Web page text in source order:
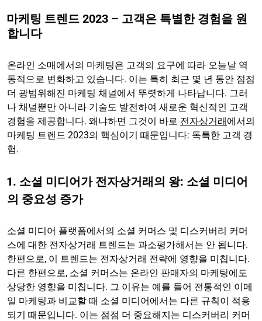
마케팅 트렌드 2023 – 고객은 특별한 경험을 원
합니다
온라인 소매에서의 마케팅은 고객의 요구에 따라 오늘날 역
동적으로 변화하고 있습니다. 이는 특히 최근 몇 년 동안 점점
더 광범위해진 마케팅 채널에서 뚜렷하게 나타납니다. 그러
나 채널뿐만 아니라 기술도 발전하여 새로운 혁신적인 고객
경험을 제공합니다. 왜냐하면 그것이 바로 전자상거래에서의
마케팅 트렌드 2023의 핵심이기 때문입니다: 독특한 고객 경
험.
1. 소셜 미디어가 전자상거래의 왕: 소셜 미디어
의 중요성 증가
소셜 미디어 플랫폼에서의 소셜 커머스 및 디스커버리 커머
스에 대한 전자상거래 트렌드는 과소평가해서는 안 됩니다.
한편으로, 이 트렌드는 전자상거래 전략에 영향을 미칩니다.
다른 한편으로, 소셜 커머스는 온라인 판매자의 마케팅에도
상당한 영향을 미칩니다. 그 이유는 예를 들어 전통적인 이메
일 마케팅과 비교할 때 소셜 미디어에서는 다른 규칙이 적용
되기 때문입니다. 이는 점점 더 중요해지는 디스커버리 커머